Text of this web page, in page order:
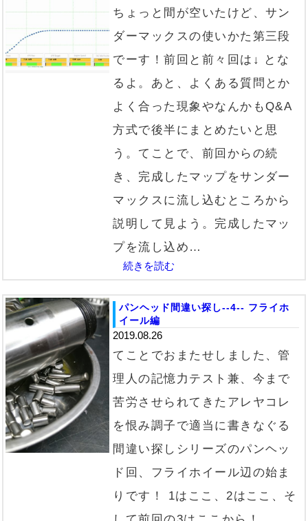
ちょっと間が空いたけど、サン
ダーマックスの使いかた第三段
でーす！前回と前々回は↓ とな
るよ。あと、よくある質問とか
よく合った現象やなんかもQ&A
方式で後半にまとめたいと思
う。てことで、前回からの続
き、完成したマップをサンダー
マックスに流し込むところから
説明して見よう。完成したマッ
プを流し込め…
続きを読む
パンヘッド間違い探し--4-- フライホ
イール編
2019.08.26
てことでおまたせしました、管
理人の記憶力テスト兼、今まで
苦労させられてきたアレヤコレ
を恨み調子で適当に書きなぐる
間違い探しシリーズのパンヘッ
ド回、フライホイール辺の始ま
りです！ 1はここ、2はここ、そ